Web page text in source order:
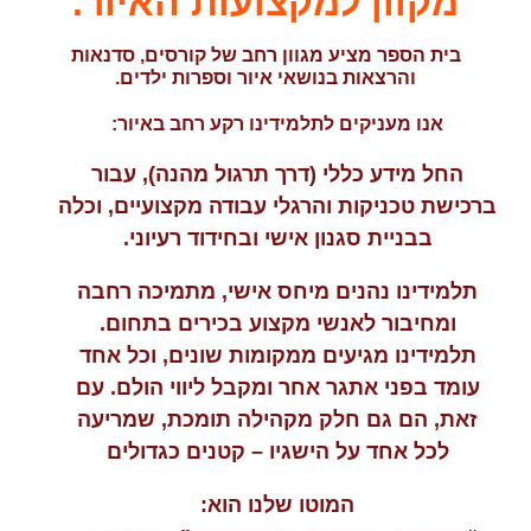
בית הספר מציע מגוון רחב של קורסים, סדנאות
והרצאות בנושאי איור וספרות ילדים.
אנו מעניקים לתלמידינו רקע רחב באיור:
החל מידע כללי (דרך תרגול מהנה), עבור
ברכישת טכניקות והרגלי עבודה מקצועיים, וכלה
בבניית סגנון אישי ובחידוד רעיוני.
תלמידינו נהנים מיחס אישי, מתמיכה רחבה
ומחיבור לאנשי מקצוע בכירים בתחום.
תלמידינו מגיעים ממקומות שונים, וכל אחד
עומד בפני אתגר אחר ומקבל ליווי הולם. עם
זאת, הם גם חלק מקהילה תומכת, שמריעה
לכל אחד על הישגיו – קטנים כגדולים
המוטו שלנו הוא: